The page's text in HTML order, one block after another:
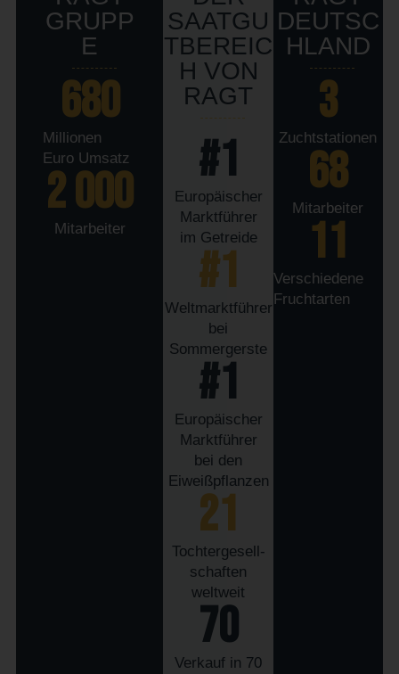
GRUPP
E
Millionen
Euro Umsatz
680
Mitarbeiter
2 000
SAATGU
TBEREIC
H VON
RAGT
Europäischer
Marktführer
im Getreide
#1
Weltmarktführer
bei
Sommergerste
#1
Europäischer
Marktführer
bei den
Eiweißpflanzen
#1
Tochtergesell-
schaften
weltweit
21
Verkauf in 70
70
DEUTSC
HLAND
Zuchtstationen
3
Mitarbeiter
68
Verschiedene
Fruchtarten
11